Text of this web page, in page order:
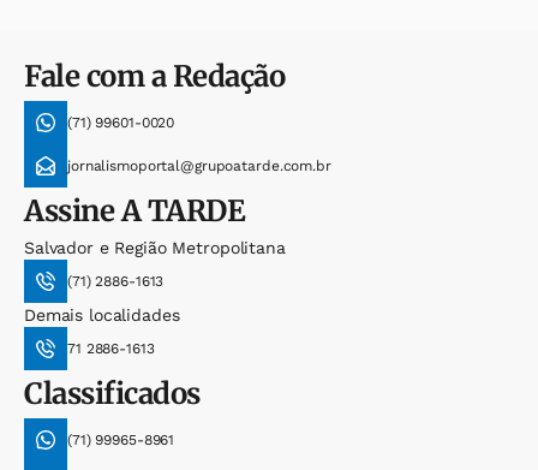
Fale com a Redação
(71) 99601-0020
jornalismoportal@grupoatarde.com.br
AssineA TARDE
Salvador e Região Metropolitana
(71) 2886-1613
Demais localidades
71 2886-1613
Classificados
(71) 99965-8961